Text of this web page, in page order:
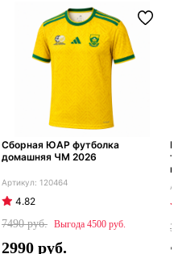
Сборная ЮАР футболка
домашняя ЧМ 2026
120464
4.82
7490
4500
2990